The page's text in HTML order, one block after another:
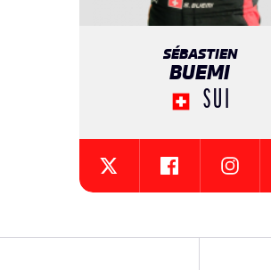
SÉBASTIEN
BUEMI
SUI
{{SEESOCIALNETWORK}}